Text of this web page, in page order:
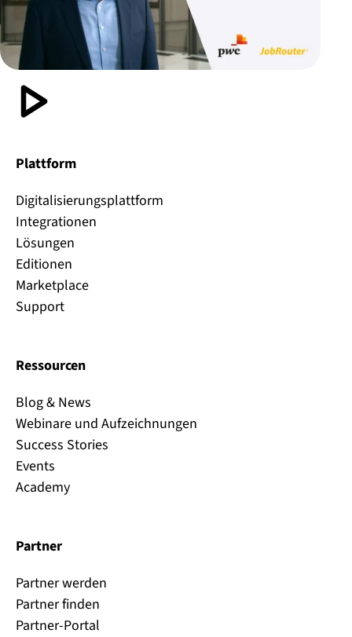
Plattform
Digitalisierungsplattform
Integrationen
Lösungen
Editionen
Marketplace
Support
Ressourcen
Blog & News
Webinare und Aufzeichnungen
Success Stories
Events
Academy
Partner
Partner werden
Partner finden
Partner-Portal